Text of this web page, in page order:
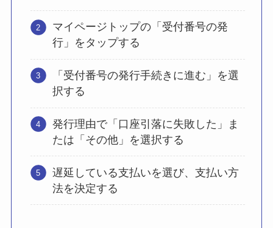
マイページトップの「受付番号の発
行」をタップする
「受付番号の発行手続きに進む」を選
択する
発行理由で「口座引落に失敗した」ま
たは「その他」を選択する
遅延している支払いを選び、支払い方
法を決定する